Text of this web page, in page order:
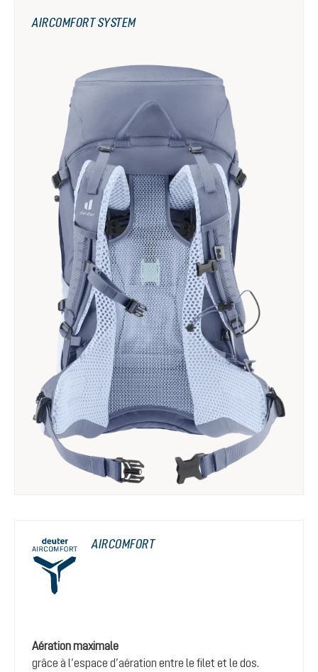
AIRCOMFORT
Aération maximale
grâce à l’espace d’aération entre le filet et le dos.
AIRCOMFORT SYSTEM